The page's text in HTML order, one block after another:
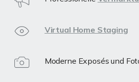
Virtual Home Staging
Moderne Exposés und